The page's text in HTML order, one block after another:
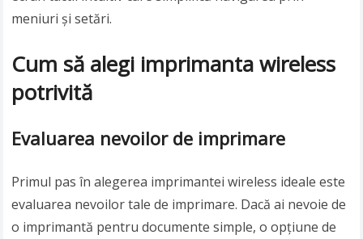
meniuri și setări.
Cum să alegi imprimanta wireless
potrivită
Evaluarea nevoilor de imprimare
Primul pas în alegerea imprimantei wireless ideale este
evaluarea nevoilor tale de imprimare. Dacă ai nevoie de
o imprimantă pentru documente simple, o opțiune de